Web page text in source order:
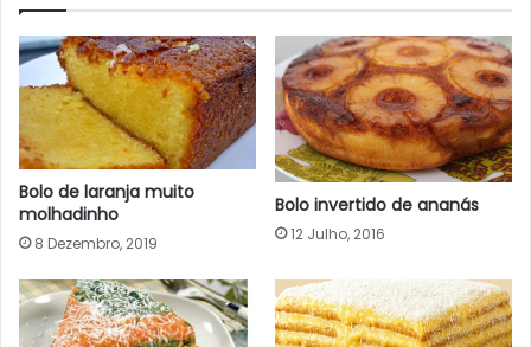
Bolo de laranja muito
molhadinho
8 Dezembro, 2019
Bolo invertido de ananás
12 Julho, 2016